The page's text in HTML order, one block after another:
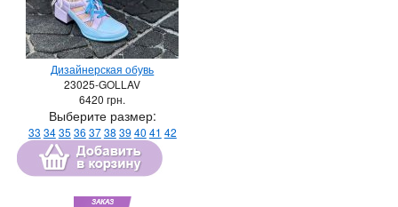
Дизайнерская обувь
23025-GOLLAV
6420 грн.
Выберите размер:
33 3435 36 3738 39 40 41 42